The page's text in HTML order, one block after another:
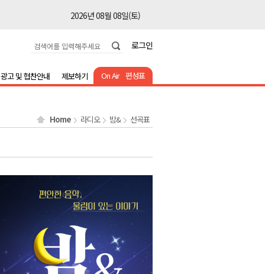
2026년 08월 08일(토)
2026년 08월 08일(토)
2026년 08월 08일(토)
2026년 08월 08일(토)
2026년 08월 08일(토)
2026년 08월 08일(토)
2026년 08월 08일(토)
2026년 08월 08일(토)
2026년 08월 08일(토)
로그인
On Air 편성표
광고 및 협찬안내 제보하기
Home 라디오 밤& 선곡표